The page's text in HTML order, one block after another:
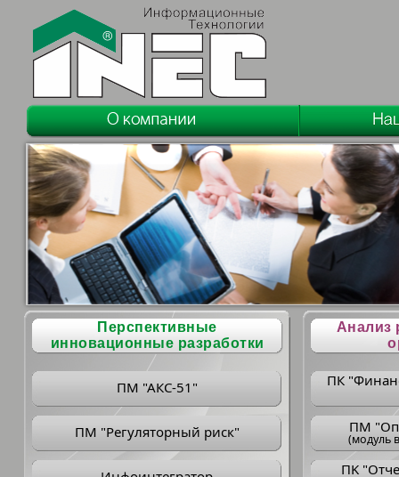
Перспективные
инновационные разработки
ПМ "АКС-51"
ПМ "Регуляторный риск"
Анализ
ПК
ПM
(модуль
ПK